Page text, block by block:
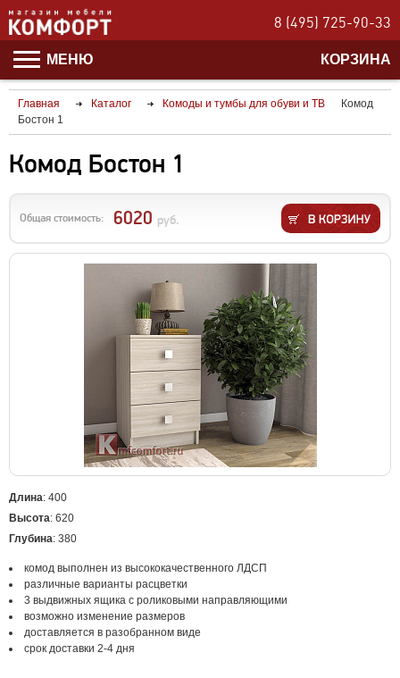
8 (495) 725-90-33
МЕНЮ КОРЗИНА
Главная Каталог Комоды и тумбы для обуви и ТВ
Комод
Бостон 1
Комод Бостон 1
Общая стоимость: 6020 руб.
Длина: 400
Высота: 620
Глубина: 380
комод выполнен из высококачественного ЛДСП
различные варианты расцветки
3 выдвижных ящика с роликовыми направляющими
возможно изменение размеров
доставляется в разобранном виде
срок доставки 2-4 дня